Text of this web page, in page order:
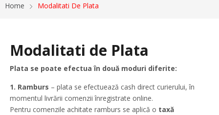
Home Modalitati De Plata
Modalitati de Plata
Plata se poate efectua în două moduri diferite:
1. Ramburs – plata se efectuează cash direct curierului, în
momentul livrării comenzii înregistrate online.
Pentru comenzile achitate ramburs se aplică o taxă